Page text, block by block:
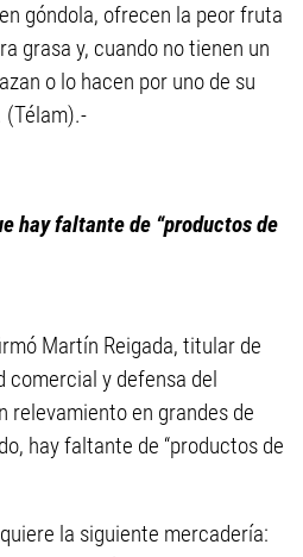
góndola, ofrecen la peor fruta
grasa y, cuando no tienen un
o lo hacen por uno de su
(Télam).-
hay faltante de “productos de
Martín Reigada, titular de
comercial y defensa del
relevamiento en grandes de
hay faltante de “productos de
la siguiente mercadería: